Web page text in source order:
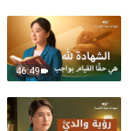
46:49